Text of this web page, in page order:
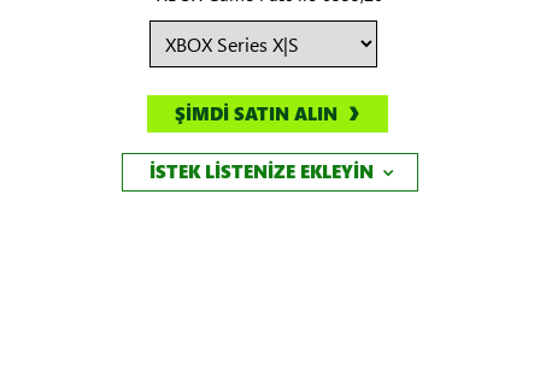
ŞİMDİ SATIN ALIN
İSTEK LİSTENİZE EKLEYİN